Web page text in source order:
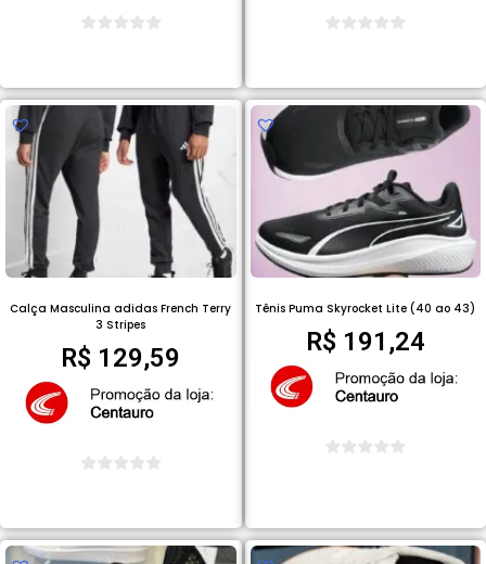
Calça Masculina adidas French Terry
3 Stripes
R$ 129,59
Tênis Puma Skyrocket Lite (40 ao 43)
R$ 191,24